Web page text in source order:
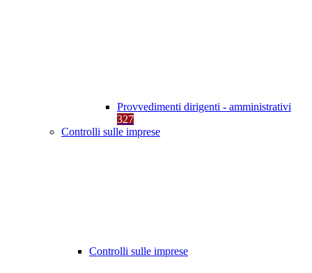
Provvedimenti dirigenti - amministrativi
327
Controlli sulle imprese
Controlli sulle imprese